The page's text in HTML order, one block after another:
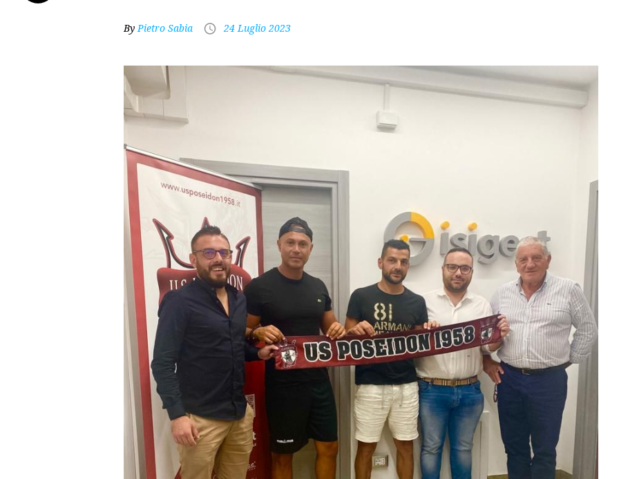
ByPietro Sabia 24 Luglio 2023